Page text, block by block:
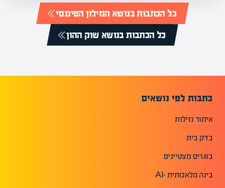
כל הכתבות בנושא המילון הפיננסי
כל הכתבות בנושא שוק ההון
כתבות לפי נושאים
איתור נזילות
בדק בית
בוגרים מצטיינים
בינה מלאכותית -AI